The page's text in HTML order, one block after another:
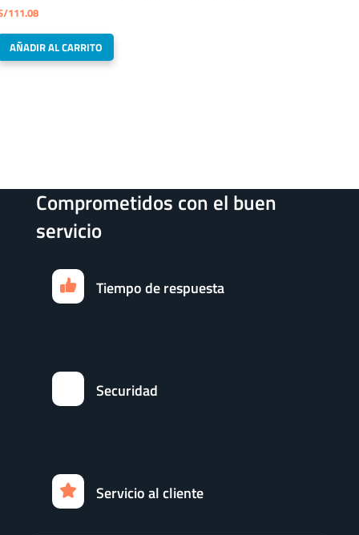
111.08
AÑADIR AL CARRITO
Comprometidos con el buen
servicio
Tiempo de respuesta
Securidad
Servicio al cliente